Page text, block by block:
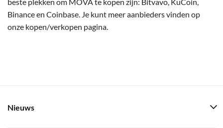
Binance en Coinbase. Je kunt meer aanbieders vinden op
onze kopen/verkopen pagina.
Nieuws